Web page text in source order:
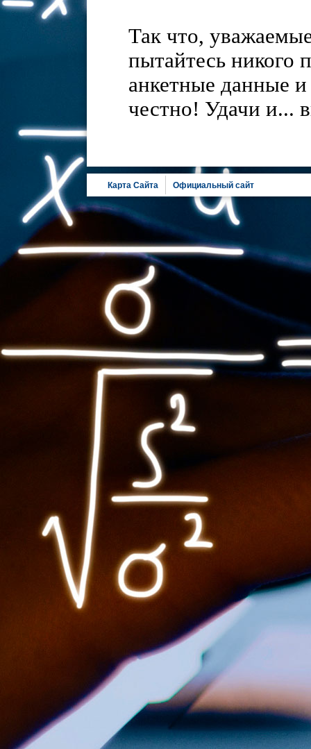
Так что,
пытайтесь никого
анкетные данные
честно! Удачи и...
Карта Сайта Официальный сайт